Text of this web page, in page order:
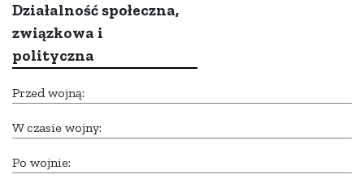
Działalność społeczna,
związkowa i
polityczna
Przed wojną:
W czasie wojny:
Po wojnie: